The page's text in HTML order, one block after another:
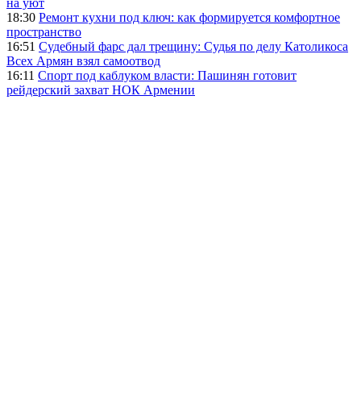
на уют
18:30 Ремонт кухни под ключ: как формируется комфортное
пространство
16:51 Судебный фарс дал трещину: Судья по делу Католикоса
Всех Армян взял самоотвод
16:11 Спорт под каблуком власти: Пашинян готовит
рейдерский захват НОК Армении